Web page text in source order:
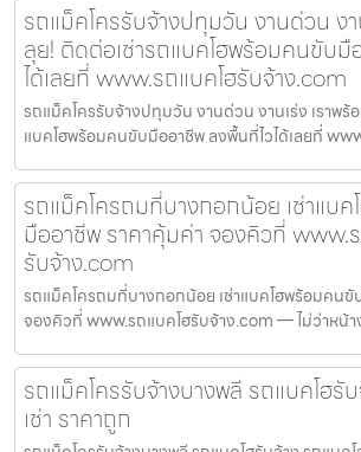
รถแม็คโครรับจ้างปทุมวัน งานด่วน งา
ลุย! ติดต่อเช่ารถแบคโฮพร้อมคนขับมื
ได้เลยที่ www.รถแบคโฮรับจ้าง.com
รถแม็คโครรับจ้างปทุมวัน งานด่วน งานเร่ง เราพร้
แบคโฮพร้อมคนขับมืออาชีพ ลงพื้นที่ไวได้เลยที่
รถแม็คโครถมที่บางกอกน้อย เช่าแบ
มืออาชีพ ราคาคุ้มค่า จองคิวที่ www.
รับจ้าง.com
รถแม็คโครถมที่บางกอกน้อย เช่าแบคโฮพร้อมคนขั
จองคิวที่ www.รถแบคโฮรับจ้าง.com — ไม่ว่าหน้า
รถแม็คโครรับจ้างบางพลี รถแบคโฮรั
เช่า ราคาถูก